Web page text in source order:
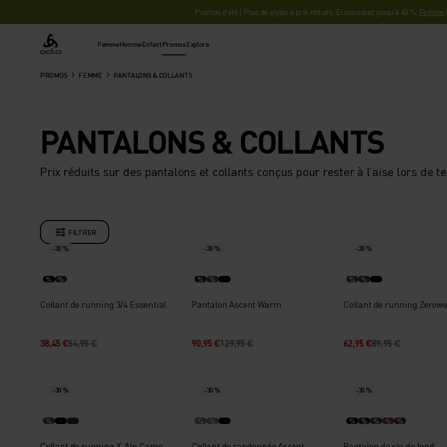
Promos d'été | Plus de styles à prix réduits. Économisez jusqu'à 40 %. Femme
Odlo FemmeHommeEnfantPromosExplore
PROMOS FEMME PANTALONS & COLLANTS
PANTALONS & COLLANTS
Prix réduits sur des pantalons et collants conçus pour rester à l’aise lors de
FILTRER
-30 %
% %
Collant de running 3/4 Essential
38,45 €54,95 €
-30 %
% %
Pantalon Ascent Warm
90,95 €129,95 €
-30 %
% %
Collant de running
62,95 €89,95 €
-30 %
%
-30 %
% %
-30 %
% % % % %